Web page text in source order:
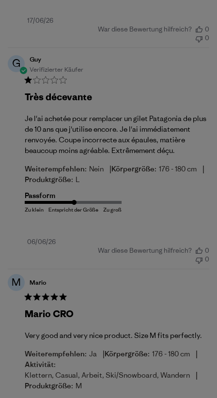
Veröffentlichungsdatum
17/06/26
War diese Bewertung hilfreich?
0
0
G
Guy
Verifizierter Käufer
Très décevante
Je l'ai achetée pour remplacer un gilet Patagonia de plus
de 10 ans que j'utilise encore. Je l'ai immédiatement
renvoyée. Coupe incorrecte aux épaules, matière
beaucoup moins agréable. Extrêmement déçu.
Weiterempfehlen: Nein |Körpergröße: 176 - 180 cm |
Produktgröße: L
Passform
Veröffentlichungsdatum
06/06/26
War diese Bewertung hilfreich?
0
0
M Mario
Mario CRO
Very good and very nice product. Size M fits perfectly.
Weiterempfehlen: Ja |Körpergröße: 176 - 180 cm |
Aktivität:
Klettern, Casual, Arbeit, Ski/Snowboard, Wandern
|
Produktgröße: M